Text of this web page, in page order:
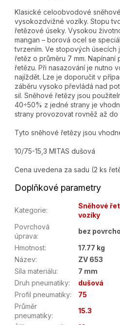
Klasické celoobvodové
vysokozdvižné vozíky. Stopu
řetězové úseky. Vysokou
mangan – borová ocel se
tvrzením. Ve stopových úsecích
řetěz o průměru 7 mm. Napínaní
řetězu. Při nasazování je nutno
najíždět. Lze je doporučit v
záběru vysoko převládá nad
sil. Sněhové řetězy jsou
40÷50% z jedné strany je
strany provozovat rovněž až
Tyto sněhové řetězy jsou
10/75-15,3 MITAS dušová
Cena uvedena za sadu (2 ks
Doplňkové parametry
Kategorie:
Sněhové
vozíky
Povrchová
úprava:
bez
Hmotnost:
17.77 kg
Název:
ZV 653
Síla materiálu:
7 mm
Druh pneumatiky:
dušová
Profil pneumatiky:
75
Průměr
pneumatiky:
15.3